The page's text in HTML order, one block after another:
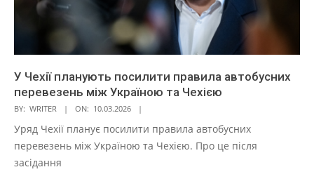
У Чехії планують посилити правила автобусних
перевезень між Україною та Чехією
BY: WRITER ON: 10.03.2026
Уряд Чехії планує посилити правила автобусних
перевезень між Україною та Чехією. Про це після
засідання